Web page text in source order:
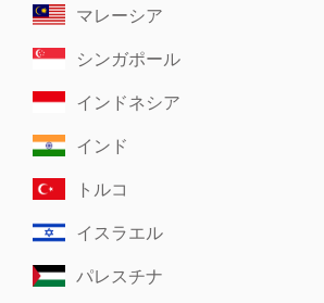
マレーシア
シンガポール
インドネシア
インド
トルコ
イスラエル
パレスチナ